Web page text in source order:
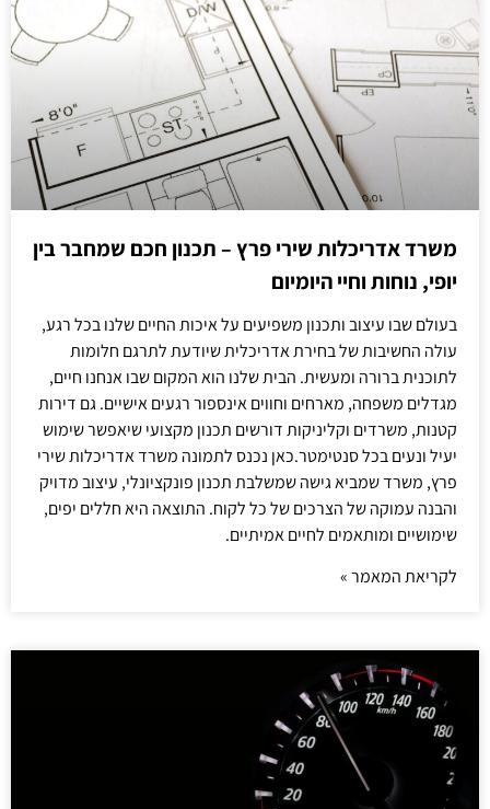
משרד אדריכלות שירי פרץ – תכנון חכם שמחבר בין
יופי, נוחות וחיי היומיום
בעולם שבו עיצוב ותכנון משפיעים על איכות החיים שלנו בכל רגע,
עולה החשיבות של בחירת אדריכלית שיודעת לתרגם חלומות
לתוכנית ברורה ומעשית. הבית שלנו הוא המקום שבו אנחנו חיים,
מגדלים משפחה, מארחים וחווים אינספור רגעים אישיים. גם דירות
קטנות, משרדים וקליניקות דורשים תכנון מקצועי שיאפשר שימוש
יעיל ונעים בכל סנטימטר.כאן נכנס לתמונה משרד אדריכלות שירי
פרץ, משרד שמביא גישה שמשלבת תכנון פונקציונלי, עיצוב מדויק
והבנה עמוקה של הצרכים של כל לקוח. התוצאה היא חללים יפים,
שימושיים ומותאמים לחיים אמיתיים.
לקריאת המאמר »